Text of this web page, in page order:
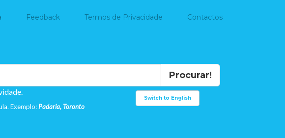
Feedback Termos de Privacidade Contactos
Procurar!
Exemplo: Padaria, Toronto
Switch to English